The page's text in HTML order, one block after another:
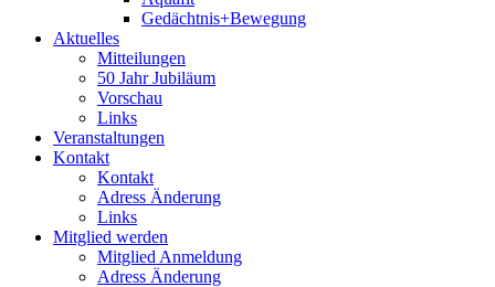
Gedächtnis+Bewegung
Aktuelles
Mitteilungen
50 Jahr Jubiläum
Vorschau
Links
Veranstaltungen
Kontakt
Kontakt
Adress Änderung
Links
Mitglied werden
Mitglied Anmeldung
Adress Änderung